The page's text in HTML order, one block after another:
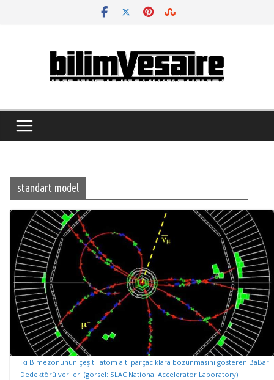
standart model
İki B mezonunun çeşitli atom altı parçacıklara bozunmasını gösteren BaBar
Dedektörü verileri (görsel: SLAC National Accelerator Laboratory)